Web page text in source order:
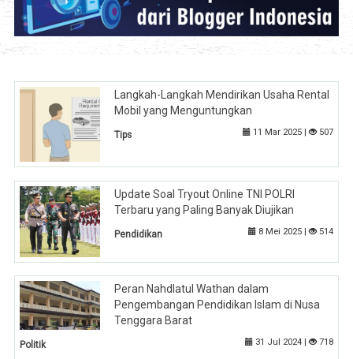
Langkah-Langkah Mendirikan Usaha Rental
Mobil yang Menguntungkan
Tips 11 Mar 2025 | 507
Update Soal Tryout Online TNI POLRI
Terbaru yang Paling Banyak Diujikan
Pendidikan 8 Mei 2025 | 514
Peran Nahdlatul Wathan dalam
Pengembangan Pendidikan Islam di Nusa
Tenggara Barat
Politik 31 Jul 2024 | 718